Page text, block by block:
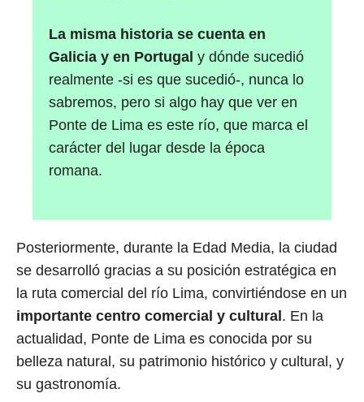
La misma historia se cuenta en
Galicia y en Portugal y dónde sucedió
realmente -si es que sucedió-, nunca lo
sabremos, pero si algo hay que ver en
Ponte de Lima es este río, que marca el
carácter del lugar desde la época
romana.
Posteriormente, durante la Edad Media, la ciudad
se desarrolló gracias a su posición estratégica en
la ruta comercial del río Lima, convirtiéndose en un
importante centro comercial y cultural. En la
actualidad, Ponte de Lima es conocida por su
belleza natural, su patrimonio histórico y cultural, y
su gastronomía.